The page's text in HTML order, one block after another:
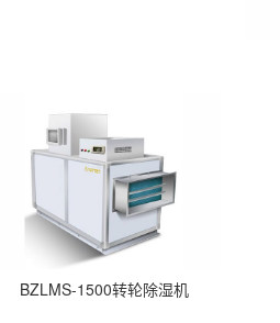
BZLMS-1500转轮除湿机